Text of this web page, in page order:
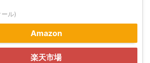
ル)
Amazon
楽天市場